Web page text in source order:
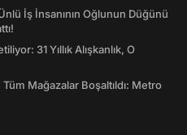
İş İnsanının Oğlunun Düğünü
31 Yıllık Alışkanlık, O
Mağazalar Boşaltıldı: Metro